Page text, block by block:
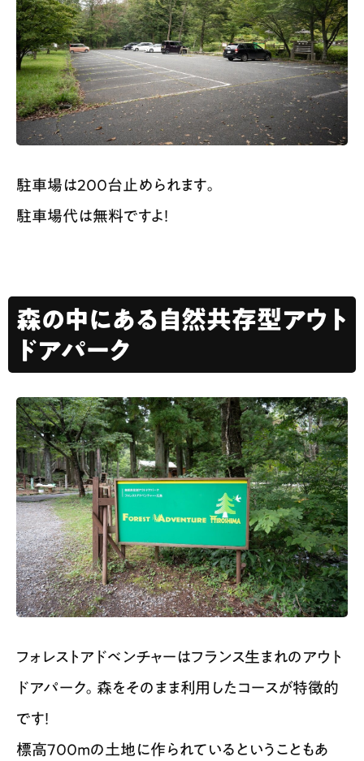
駐車場は200台止められます。
駐車場代は無料ですよ！
森の中にある自然共存型アウト
ドアパーク
フォレストアドベンチャーはフランス生まれのアウト
ドアパーク。森をそのまま利用したコースが特徴的
です！
標高700mの土地に作られているということもあ